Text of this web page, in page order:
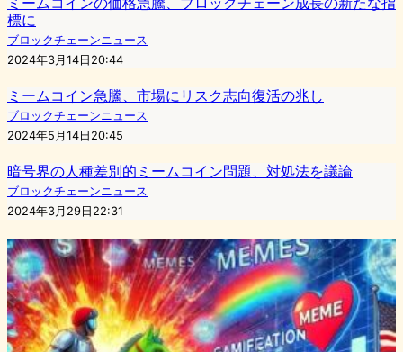
標に
ブロックチェーンニュース
2024年3月14日20:44
ミームコイン急騰、市場にリスク志向復活の兆し
ブロックチェーンニュース
2024年5月14日20:45
暗号界の人種差別的ミームコイン問題、対処法を議論
ブロックチェーンニュース
2024年3月29日22:31